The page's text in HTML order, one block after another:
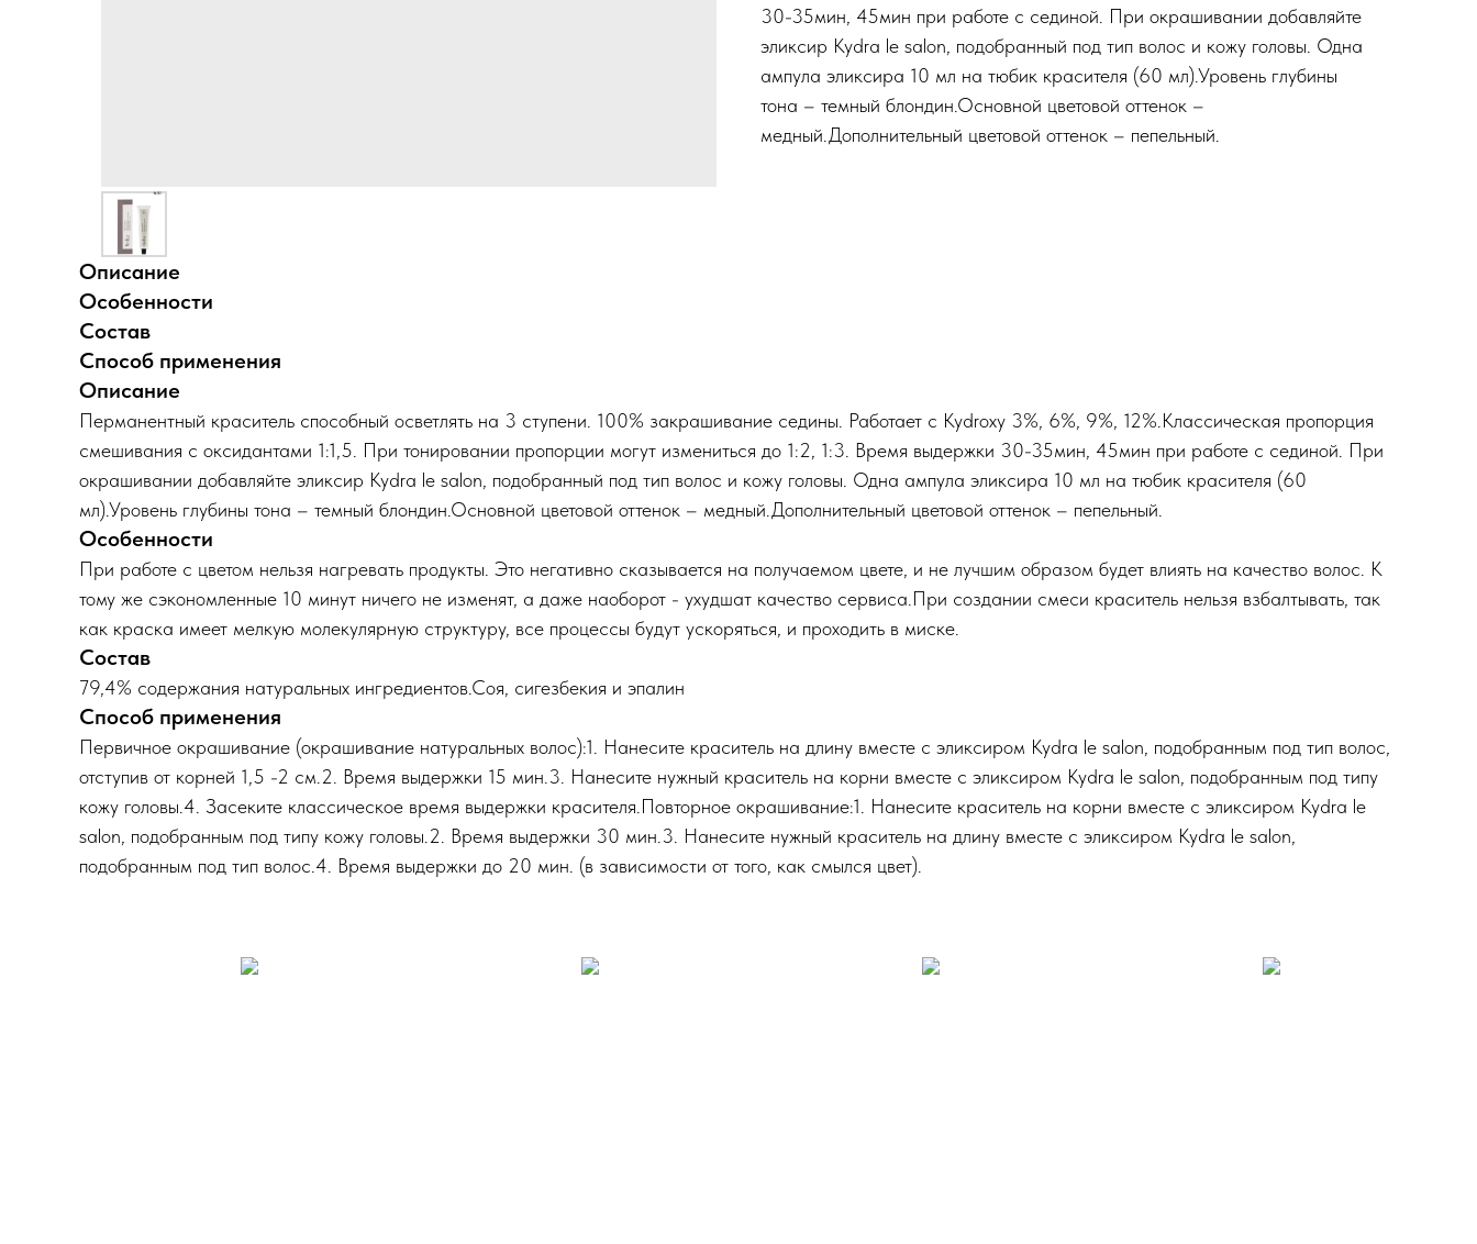
30-35мин, 45мин при работе с сединой. При окрашивании добавляйте
эликсир Kydra le salon, подобранный под тип волос и кожу головы. Одна
ампула эликсира 10 мл на тюбик красителя (60 мл).Уровень глубины
тона – темный блондин.Основной цветовой оттенок –
медный.Дополнительный цветовой оттенок – пепельный.
Описание
Особенности
Состав
Способ применения
Описание
Перманентный краситель способный осветлять на 3 ступени. 100% закрашивание седины. Работает с Kydroxy 3%, 6%, 9%, 12%.Классическая пропорция
смешивания с оксидантами 1:1,5. При тонировании пропорции могут измениться до 1:2, 1:3. Время выдержки 30-35мин, 45мин при работе с сединой. При
окрашивании добавляйте эликсир Kydra le salon, подобранный под тип волос и кожу головы. Одна ампула эликсира 10 мл на тюбик красителя (60
мл).Уровень глубины тона – темный блондин.Основной цветовой оттенок – медный.Дополнительный цветовой оттенок – пепельный.
Особенности
При работе с цветом нельзя нагревать продукты. Это негативно сказывается на получаемом цвете, и не лучшим образом будет влиять на качество волос. К
тому же сэкономленные 10 минут ничего не изменят, а даже наоборот - ухудшат качество сервиса.При создании смеси краситель нельзя взбалтывать, так
как краска имеет мелкую молекулярную структуру, все процессы будут ускоряться, и проходить в миске.
Состав
79,4% содержания натуральных ингредиентов.Соя, сигезбекия и эпалин
Способ применения
Первичное окрашивание (окрашивание натуральных волос):1. Нанесите краситель на длину вместе с эликсиром Kydra le salon, подобранным под тип волос,
отступив от корней 1,5 -2 см.2. Время выдержки 15 мин.3. Нанесите нужный краситель на корни вместе с эликсиром Kydra le salon, подобранным под типу
кожу головы.4. Засеките классическое время выдержки красителя.Повторное окрашивание:1. Нанесите краситель на корни вместе с эликсиром Kydra le
salon, подобранным под типу кожу головы.2. Время выдержки 30 мин.3. Нанесите нужный краситель на длину вместе с эликсиром Kydra le salon,
подобранным под тип волос.4. Время выдержки до 20 мин. (в зависимости от того, как смылся цвет).